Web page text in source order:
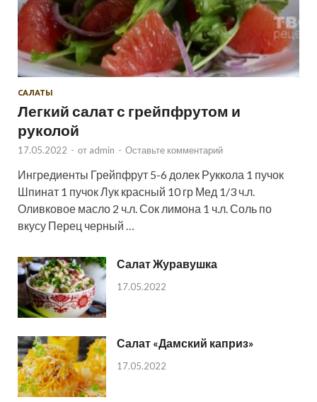
САЛАТЫ
Легкий салат с грейпфрутом и
руколой
17.05.2022 - от admin - Оставьте комментарий
Ингредиенты Грейпфрут 5-6 долек Руккола 1 пучок
Шпинат 1 пучок Лук красный 10 гр Мед 1/3 ч.л.
Оливковое масло 2 ч.л. Сок лимона 1 ч.л. Соль по
вкусу Перец черный …
Салат Журавушка
17.05.2022
Салат «Дамский каприз»
17.05.2022